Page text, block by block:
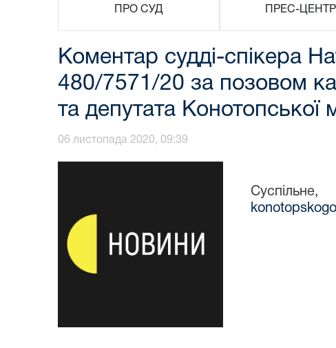
ПРО СУД ПРЕС-ЦЕНТР
Коментар судді-спікера
480/7571/20 за позовом
та депутата Конотопської
06 листопада 2020, 09:39